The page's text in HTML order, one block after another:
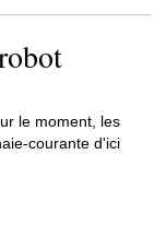
le moment, les
courante d'ici